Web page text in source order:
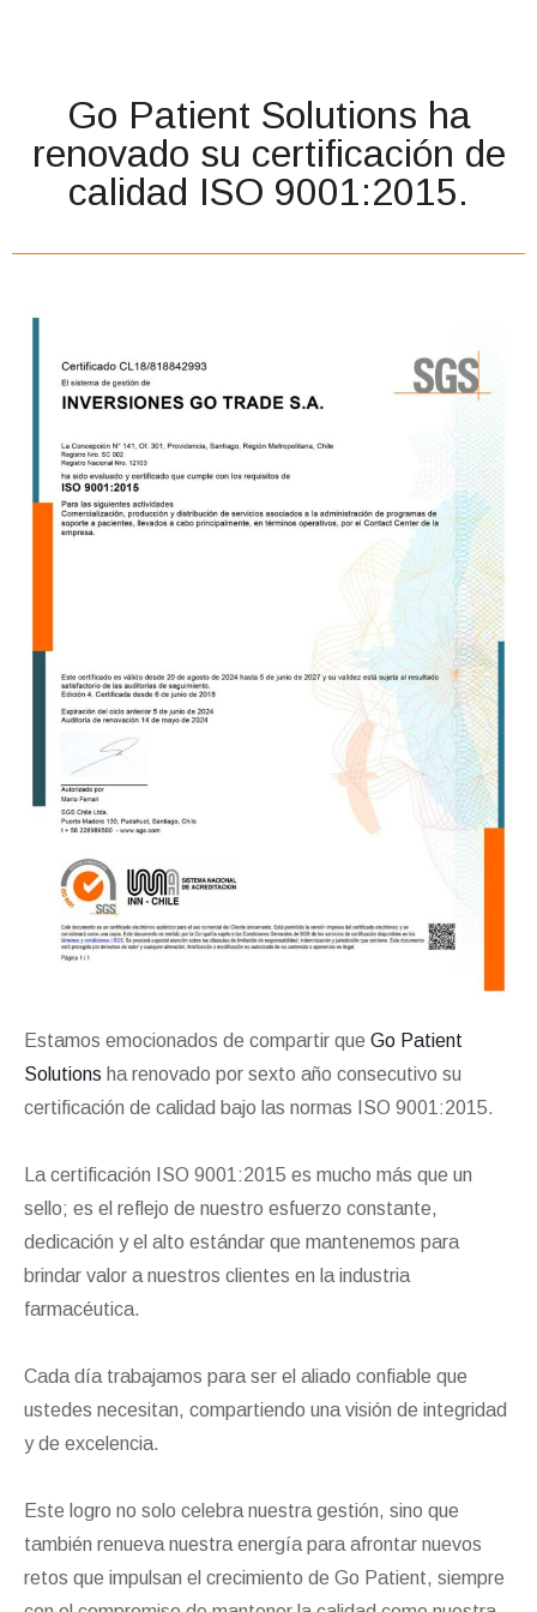
Go Patient Solutions ha
renovado su certificación de
calidad ISO 9001:2015.
Estamos emocionados de compartir que Go Patient
Solutions ha renovado por sexto año consecutivo su
certificación de calidad bajo las normas ISO 9001:2015.
La certificación ISO 9001:2015 es mucho más que un
sello; es el reflejo de nuestro esfuerzo constante,
dedicación y el alto estándar que mantenemos para
brindar valor a nuestros clientes en la industria
farmacéutica.
Cada día trabajamos para ser el aliado confiable que
ustedes necesitan, compartiendo una visión de integridad
y de excelencia.
Este logro no solo celebra nuestra gestión, sino que
también renueva nuestra energía para afrontar nuevos
retos que impulsan el crecimiento de Go Patient, siempre